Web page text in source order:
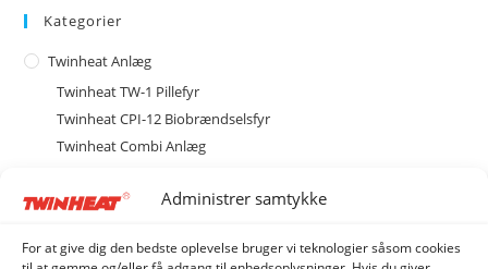
Administrer samtykke
For at give dig den bedste oplevelse bruger vi teknologier såsom cookies
Kategorier
Twinheat Anlæg
Twinheat TW-1 Pillefyr
Twinheat CPI-12 Biobrændselsfyr
Twinheat Combi Anlæg
Twinheat Siloer og Transportsnegle
Quatro 1 Silo